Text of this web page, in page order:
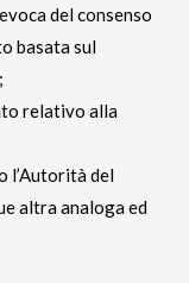
del consenso
basata sul
relativo alla
l’Autorità del
altra analoga ed